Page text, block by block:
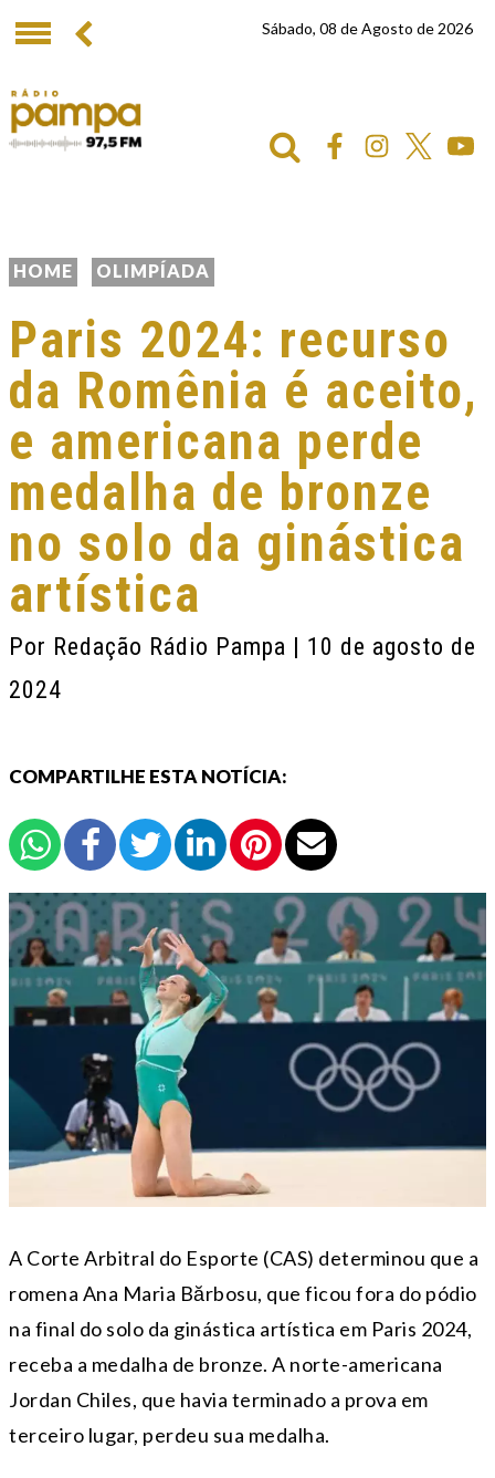
Sábado, 08 de Agosto de 2026
HOME OLIMPÍADA
Paris 2024: recurso
da Romênia é aceito,
e americana perde
medalha de bronze
no solo da ginástica
artística
Por Redação Rádio Pampa | 10 de agosto de
2024
COMPARTILHE ESTA NOTÍCIA:
A Corte Arbitral do Esporte (CAS) determinou que a
romena Ana Maria Bărbosu, que ficou fora do pódio
na final do solo da ginástica artística em Paris 2024,
receba a medalha de bronze. A norte-americana
Jordan Chiles, que havia terminado a prova em
terceiro lugar, perdeu sua medalha.